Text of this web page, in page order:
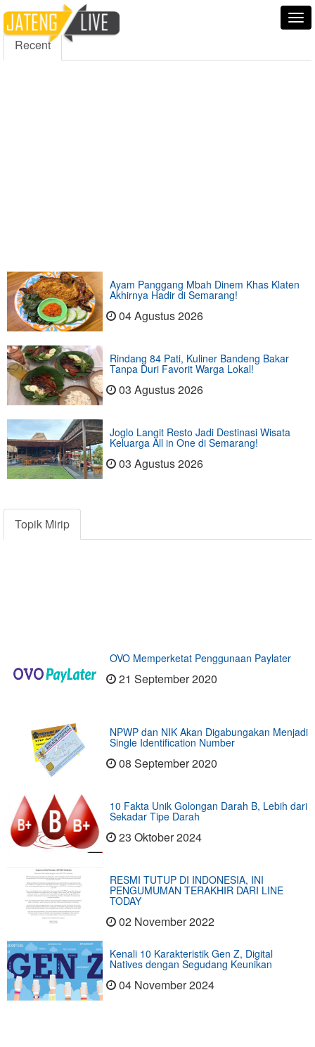
5000 Fans Followers
Recent
Ayam Panggang Mbah Dinem Khas Klaten
Akhirnya Hadir di Semarang!
04 Agustus 2026
Rindang 84 Pati, Kuliner Bandeng Bakar
Tanpa Duri Favorit Warga Lokal!
03 Agustus 2026
Joglo Langit Resto Jadi Destinasi Wisata
Keluarga All in One di Semarang!
03 Agustus 2026
Topik Mirip
OVO Memperketat Penggunaan Paylater
21 September 2020
NPWP dan NIK Akan Digabungakan Menjadi
Single Identification Number
08 September 2020
10 Fakta Unik Golongan Darah B, Lebih dari
Sekadar Tipe Darah
23 Oktober 2024
RESMI TUTUP DI INDONESIA, INI
PENGUMUMAN TERAKHIR DARI LINE
TODAY
02 November 2022
Kenali 10 Karakteristik Gen Z, Digital
Natives dengan Segudang Keunikan
04 November 2024